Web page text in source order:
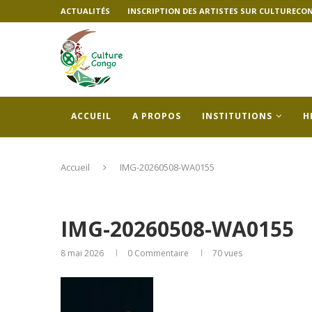
ACTUALITÉS INSCRIPTION DES ARTISTES SUR
ACCUEIL A PROPOS INSTITUTIONS
Accueil IMG-20260508-WA0155
IMG-20260508-WA0155
8 mai 2026 0 Commentaire 70vues